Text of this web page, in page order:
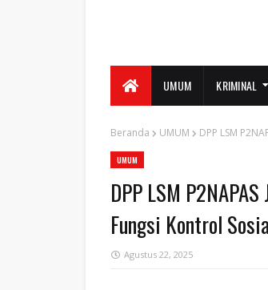
UMUM KRIMINAL
Beranda UMUM DPP LSM
UMUM
DPP LSM
Fungsi Kontrol
Agustus 22, 2025